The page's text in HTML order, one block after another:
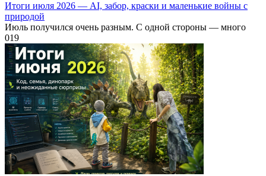
Итоги июля 2026 — AI, забор, краски и маленькие войны с
природой
Июль получился очень разным. С одной стороны — много
019